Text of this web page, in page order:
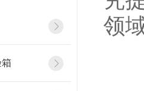
领